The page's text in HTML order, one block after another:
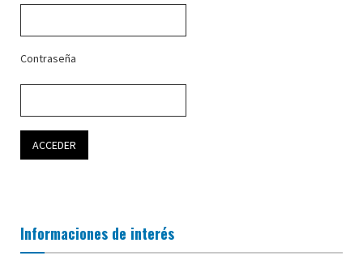
Contraseña
Informaciones de interés